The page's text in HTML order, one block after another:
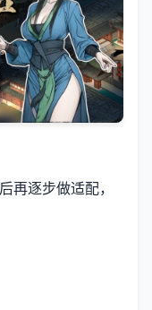
再逐步做适配，